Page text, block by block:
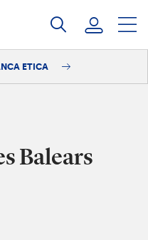
ETICA
Balears